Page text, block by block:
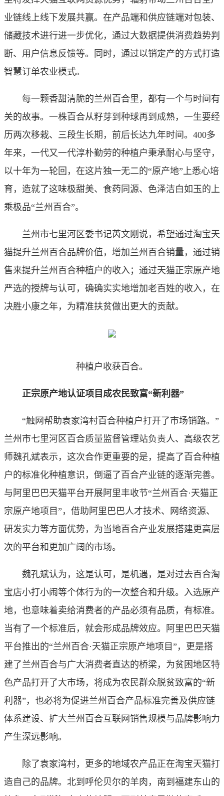
业链线上线下发展共赢。在产品端和供应链端对包装、
储藏技术进行进一步优化，通过大数据提供消费趋势判
断、用户信息反馈等。同时，通过以销定产的方式打造
智慧订单农业模式。
每一颗香甜清脆的兰州百合里，都有一个与时间有
关的故事。一株百合从籽芽到种球再到成熟，一生要经
历两次移栽、三段生长期，前后长达九年时间。400多
年来，一代又一代淳朴勤劳的种植户秉承耐心与坚守，
以十年为一轮回，在这片独一无二的“原产地”上悉心培
育，造就了这味极甜美、食药同源、色泽洁白如玉的上
乘极品“兰州百合”。
兰州市七里河区委书记芮文刚说，希望通过淘宝天
猫提升兰州百合品牌价值，增加兰州百合销量，通过销
售来提升兰州百合种植户的收入；通过天猫正宗原产地
严选的授牌与认可，确确实实地增加老百姓的收入，在
决胜小康之年，为精准扶贫做出更大的贡献。
种植户收获百合。
正宗原产地认证项目成农民致富“新利器”
“触网帮助袁家湾村百合种植户打开了市场销路。”
兰州市七里河区百合质量监督管理站负责人、高级农艺
师魏孔斌表示，这次合作更重要的是，提高了百合种植
户的标准化种植意识，倒逼了百合产业链的逐渐完善。
与阿里巴巴天猫平台开展阿里丰收节“兰州百合·天猫正
宗原产地项目”，借助阿里巴巴人才技术、网络资源、
研发实力等方面优势，为当地百合产业发展搭建更高层
次的平台和更加广阔的市场。
魏孔斌认为，这是认可，是机遇，是对过去百合淘
宝店小打小闹等个体行为的一次整合和升级。入选原产
地，也意味着卖给消费者的产品必须有品质，有标准。
当有了一个标准后，就会形成品牌效应。阿里巴巴天猫
平台推出的“兰州百合·天猫正宗原产地项目”，更是搭
建了兰州百合与广大消费者直达的桥梁，为贫困地区特
色产品打开了大市场，将成为农民群众脱贫致富的“新
利器”，也必将为促进兰州百合产品标准完善及供应链
体系建设、扩大兰州百合互联网销售规模与品牌影响力
产生深远影响。
除了袁家湾村，更多的地域农产品正在淘宝天猫打
造自己的品牌。北到呼伦贝尔的羊肉，南到福建东山的